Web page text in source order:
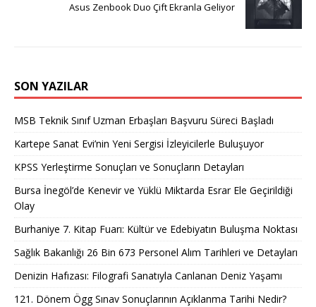
Asus Zenbook Duo Çift Ekranla Geliyor
SON YAZILAR
MSB Teknik Sınıf Uzman Erbaşları Başvuru Süreci Başladı
Kartepe Sanat Evi’nin Yeni Sergisi İzleyicilerle Buluşuyor
KPSS Yerleştirme Sonuçları ve Sonuçların Detayları
Bursa İnegöl’de Kenevir ve Yüklü Miktarda Esrar Ele Geçirildiği
Olay
Burhaniye 7. Kitap Fuarı: Kültür ve Edebiyatın Buluşma Noktası
Sağlık Bakanlığı 26 Bin 673 Personel Alım Tarihleri ve Detayları
Denizin Hafızası: Filografi Sanatıyla Canlanan Deniz Yaşamı
121. Dönem Ögg Sınav Sonuçlarının Açıklanma Tarihi Nedir?